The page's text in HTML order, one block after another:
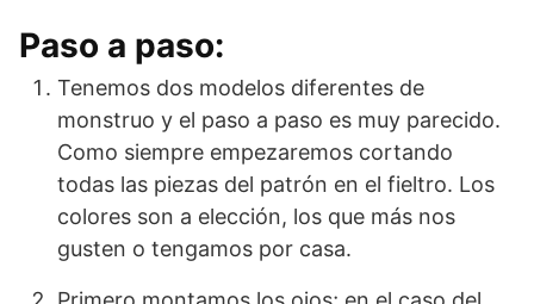
Paso a paso:
Tenemos dos modelos diferentes de
monstruo y el paso a paso es muy parecido.
Como siempre empezaremos cortando
todas las piezas del patrón en el fieltro. Los
colores son a elección, los que más nos
gusten o tengamos por casa.